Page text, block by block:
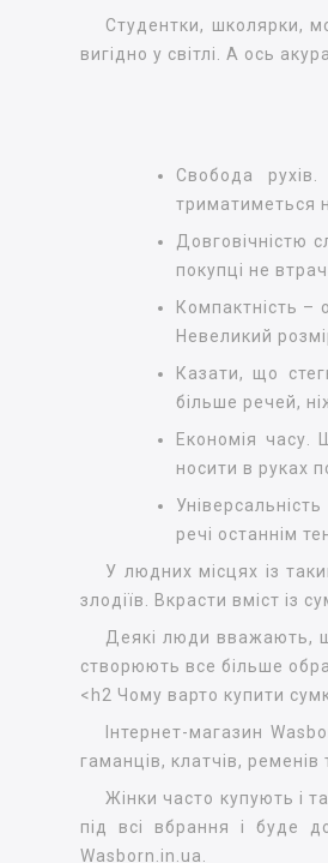
Студентки, школярки,
вигідно у світлі. А ось
Свобода
триматиметься
Довговічністю
покупці не
Компактність –
Невеликий
Казати, що
більше речей,
Економія часу.
носити в руках
речі останнім
У людних місцях із
злодіїв. Вкрасти вміст із
Деякі люди вважають,
створюють все більше
<h2 Чому варто купити
Інтернет-магазин
гаманців, клатчів,
Жінки часто купують і
під всі вбрання і буде
Wasborn.in.ua.